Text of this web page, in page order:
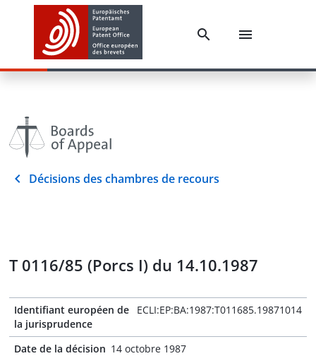
Décisions des chambres de recours
T 0116/85 (Porcs I) du 14.10.1987
Identifiant européen de
la jurisprudence
ECLI:EP:BA:1987:T011685.19871014
Date de la décision 14 octobre 1987